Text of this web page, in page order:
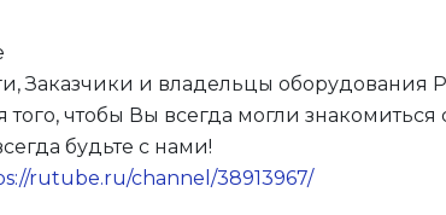
Заказчики и владельцы оборудования
того, чтобы Вы всегда могли
будьте с нами!
rutube.ru/channel/38913967/